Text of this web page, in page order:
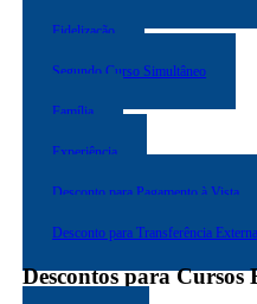
Fidelização
Segundo Curso Simultâneo
Família
Experiência
Desconto para Pagamento à Vista
Desconto para Transferência Externa
Descontos para Cursos